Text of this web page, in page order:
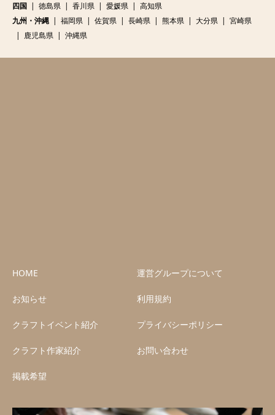
四国
徳島県 香川県 愛媛県
高知県
九州・沖縄
福岡県 佐賀県 長崎県 熊本県 大分県
宮崎県
鹿児島県
沖縄県
HOME
お知らせ
クラフトイベント紹介
クラフト作家紹介
掲載希望
運営グループについて
利用規約
プライバシーポリシー
お問い合わせ